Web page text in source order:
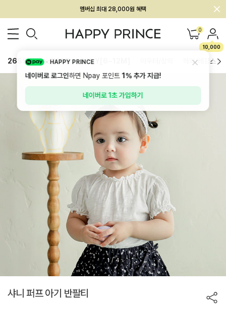
회원전용 아울렛, 가입하면 ~60% 할인!
멤버십 최대 28,000원 혜택 0
10,000
26SS 신상 BEST BABY[6~12M] 하의/레깅스
1 / 4
샤니 퍼프 아기 반팔티
HAPPY PRINCE
네이버로 로그인하면 Npay 포인트1%추가 지급!
네이버로 1초 가입하기